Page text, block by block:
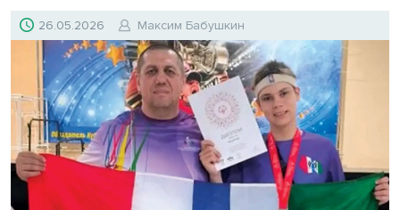
26.05.2026 Максим Бабушкин